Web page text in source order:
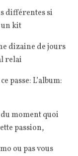
différentes si
un kit
dizaine de jours
relai
passe: L’album:
moment quoi
passion,
ou pas vous